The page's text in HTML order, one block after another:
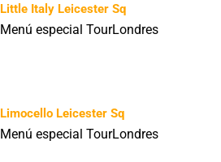
Little Italy Leicester Sq
Menú especial TourLondres
Limocello Leicester Sq
Menú especial TourLondres